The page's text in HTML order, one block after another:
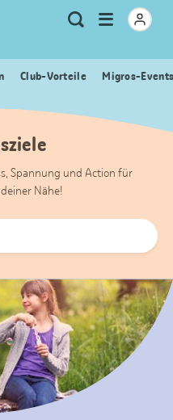
Meta
Navigation
Suche
Menu
öffnen
Club-Vorteile Migros-
Spannung und Action für
Nähe!